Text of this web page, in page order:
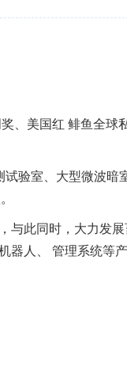
、美国红 鲱鱼全球
验室、大型微波暗
与此同时，大力发
器人、 管理系统等